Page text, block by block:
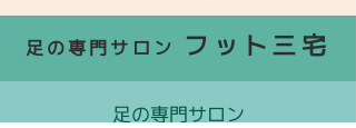
足の専門サロン フット三宅
足の専門サロン